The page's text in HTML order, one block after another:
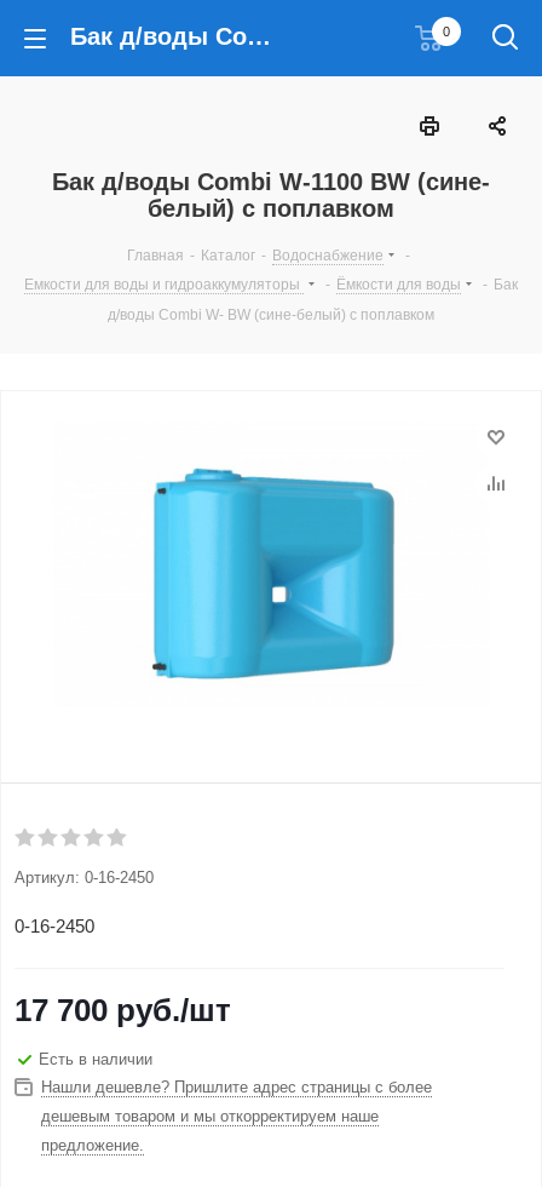
Бак д/воды Combi W-1100 BW (сине-белый) с поплавком 0
Бак д/воды Combi W-1100 BW (сине-
белый) с поплавком
Главная - Каталог - Водоснабжение
-
Емкости для воды и гидроаккумуляторы
- Ёмкости для воды - Бак
д/воды Combi W- BW (сине-белый) с поплавком
Артикул: 0-16-2450
0-16-2450
17 700 руб./шт
Есть в наличии
Нашли дешевле? Пришлите адрес страницы с более
дешевым товаром и мы откорректируем наше
предложение.